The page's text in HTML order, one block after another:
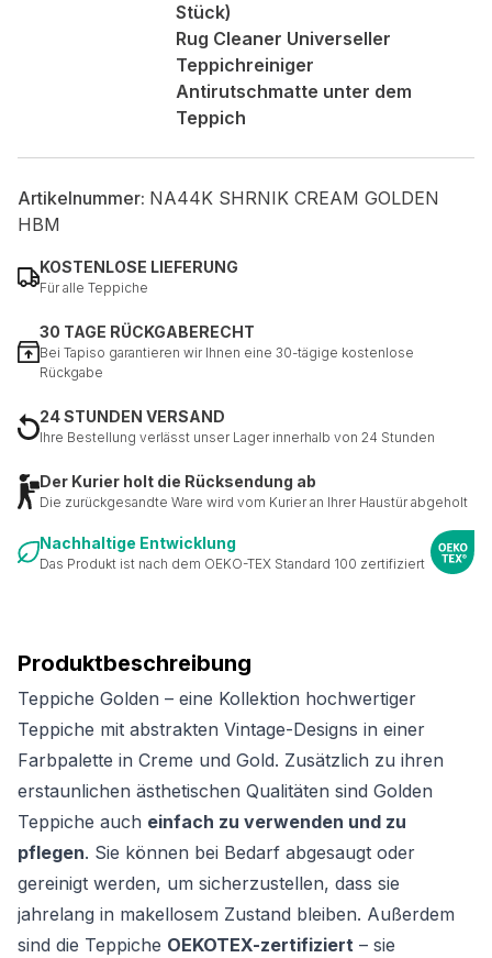
Produktbeschreibung
Teppiche Golden – eine Kollektion hochwertiger
Teppiche mit abstrakten Vintage-Designs in einer
Farbpalette in Creme und Gold. Zusätzlich zu ihren
erstaunlichen ästhetischen Qualitäten sind Golden
Teppiche auch einfach zu verwenden und zu
pflegen. Sie können bei Bedarf abgesaugt oder
gereinigt werden, um sicherzustellen, dass sie
jahrelang in makellosem Zustand bleiben. Außerdem
sind die Teppiche OEKOTEX-zertifiziert – sie
Stück)
Rug Cleaner Universeller
Teppichreiniger
Antirutschmatte unter dem
Teppich
Artikelnummer: NA44K SHRNIK CREAM GOLDEN
HBM
KOSTENLOSE LIEFERUNG
Für alle Teppiche
30 TAGE RÜCKGABERECHT
Bei Tapiso garantieren wir Ihnen eine 30-tägige kostenlose
Rückgabe
24 STUNDEN VERSAND
Ihre Bestellung verlässt unser Lager innerhalb von 24 Stunden
Der Kurier holt die Rücksendung ab
Die zurückgesandte Ware wird vom Kurier an Ihrer Haustür abgeholt
Nachhaltige Entwicklung
Das Produkt ist nach dem OEKO-TEX Standard 100 zertifiziert
Meine Einstellungen speichern
Alle akzeptieren